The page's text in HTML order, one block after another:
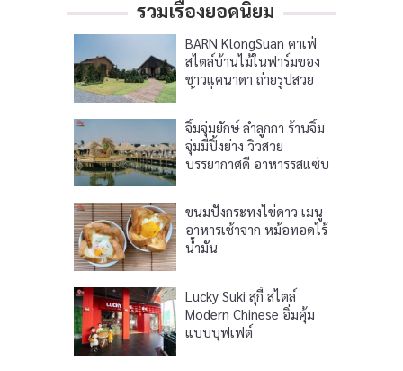
รวมเรื่องยอดนิยม
BARN KlongSuan คาเฟ่
สไตล์บ้านไม้ในฟาร์มของ
ชาวแคนาดา ถ่ายรูปสวย
จิ้มจุ่มยักษ์ ลำลูกกา ร้านจิ้ม
จุ่มมีปิ้งย่าง วิวสวย
บรรยากาศดี อาหารรสแซ่บ
ขนมปังกระทงไข่ดาว เมนู
อาหารเช้าจาก หม้อทอดไร้
น้ำมัน
Lucky Suki สุกี้ สไตล์
Modern Chinese อิ่มคุ้ม
แบบบุฟเฟต์